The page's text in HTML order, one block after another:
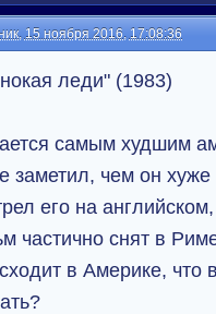
15 ноября 2016, 17:08:36
леди" (1983)
самым худшим
заметил, чем он хуже
его на
частично снят в
в Америке, что